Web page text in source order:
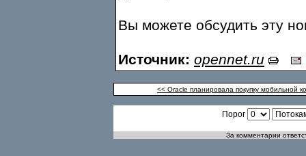
Вы можете обсудить эту
Источник: opennet.ru
<< Oracle планировала покупку мобильной
Порог
За комментарии